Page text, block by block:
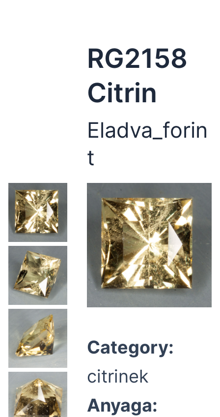
RG2158
Citrin
Eladva_forin
t
Category:
citrinek
Anyaga: